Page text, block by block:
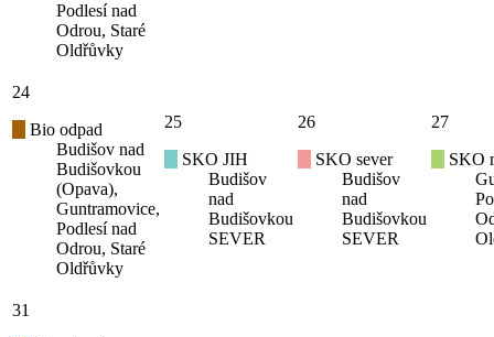
Podlesí nad
Odrou, Staré
Oldřůvky
24
Bio odpad
Budišov nad
Budišovkou
(Opava),
Guntramovice,
Podlesí nad
Odrou, Staré
Oldřůvky
25
SKO JIH
Budišov
nad
Budišovkou
SEVER
26
SKO sever
Budišov
nad
Budišovkou
SEVER
27
SKO
31